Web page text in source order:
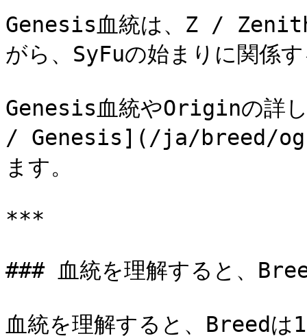
Genesis血統は、Z / Zenith
がら、SyFuの始まりに関係
Genesis血統やOriginの詳
/ Genesis](/ja/breed/
ます。
***
### 血統を理解すると、
血統を理解すると、Breedは